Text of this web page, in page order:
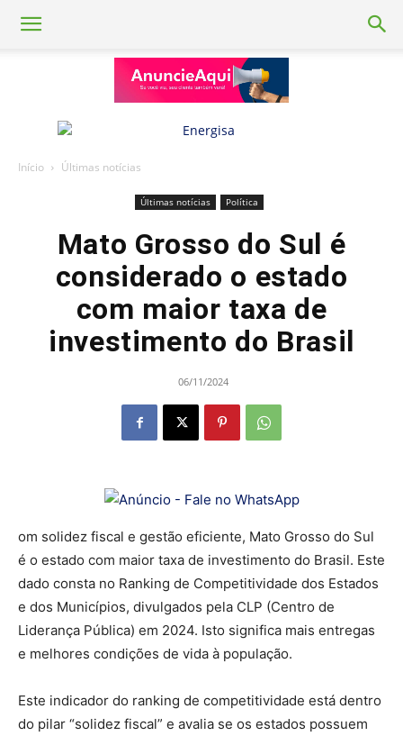
Início Últimas notícias
Últimas notícias Política
Mato Grosso do Sul é
considerado o estado
com maior taxa de
investimento do Brasil
06/11/2024
om solidez fiscal e gestão eficiente, Mato Grosso do Sul
é o estado com maior taxa de investimento do Brasil. Este
dado consta no Ranking de Competitividade dos Estados
e dos Municípios, divulgados pela CLP (Centro de
Liderança Pública) em 2024. Isto significa mais entregas
e melhores condições de vida à população.
Este indicador do ranking de competitividade está dentro
do pilar “solidez fiscal” e avalia se os estados possuem